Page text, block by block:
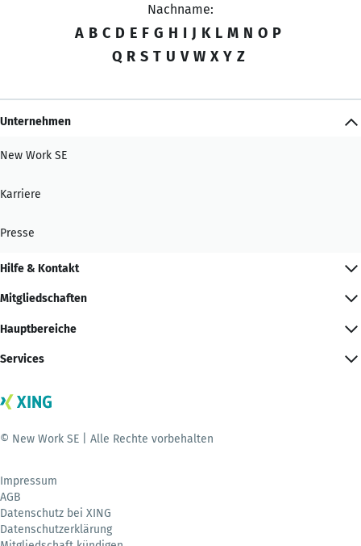
Nachname:
A B C D E F G H I J K L M N O P
Q R S T U V W X Y Z
Unternehmen
New Work SE
Karriere
Presse
Hilfe & Kontakt
Mitgliedschaften
Hauptbereiche
Services
© New Work SE | Alle Rechte vorbehalten
Impressum
AGB
Datenschutz bei XING
Datenschutzerklärung